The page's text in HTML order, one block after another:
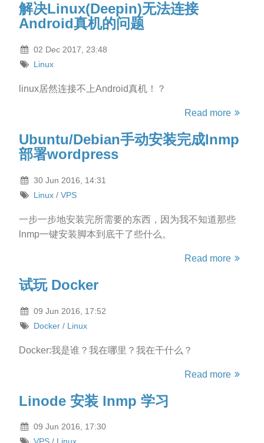
解决Linux(Deepin)无法连接
Android真机的问题
02 Dec 2017, 23:48
Linux
linux居然连接不上Android真机！？
Read more
Ubuntu/Debian手动安装完成lnmp
部署wordpress
30 Jun 2016, 14:31
Linux /VPS
一步一步地安装完所需要的东西，因为我不知道那些
lnmp一键安装脚本到底干了些什么。
Read more
试玩 Docker
09 Jun 2016, 17:52
Docker / Linux
Docker:我是谁？我在哪里？我在干什么？
Read more
Linode 安装 lnmp 学习
09 Jun 2016, 17:30